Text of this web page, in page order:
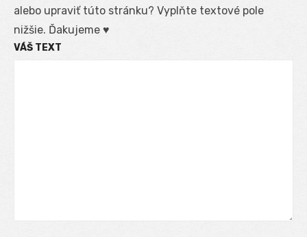
alebo upraviť túto stránku? Vyplňte textové pole
nižšie. Ďakujeme ♥
VÁŠ TEXT